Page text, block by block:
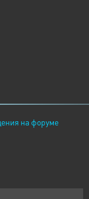
на форуме